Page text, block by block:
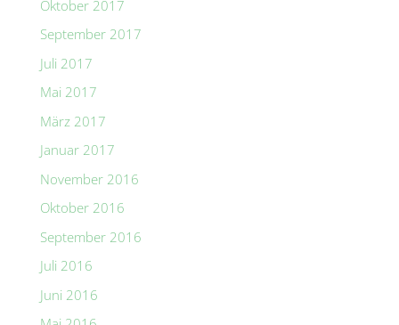
Oktober 2017
September 2017
Juli 2017
Mai 2017
März 2017
Januar 2017
November 2016
Oktober 2016
September 2016
Juli 2016
Juni 2016